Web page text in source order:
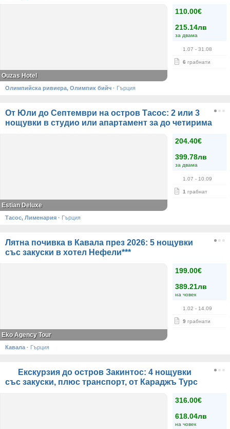
110.00€
215.14лв
за двама
1.07 - 31.08
6 грабнати
Ouzas Hotel
Олимпийска ривиера, Олимпик бийч · Гърция
От Юли до Септември на остров Тасос: 2 или 3
нощувки в студио или апартамент за до четирима
204.40€
399.78лв
за двама
1.07 - 10.09
1 грабнат
Estian Deluxe
Тасос, Лименария · Гърция
Лятна почивка в Кавала през 2026: 5 нощувки
със закуски в хотел Нефели***
199.00€
389.21лв
на човек
1.02 - 14.09
9 грабнати
Eko Agency Tour
Кавала · Гърция
Екскурзия до остров Закинтос: 4 нощувки
със закуски, плюс транспорт, от Караджъ Турс
316.00€
618.04лв
на човек